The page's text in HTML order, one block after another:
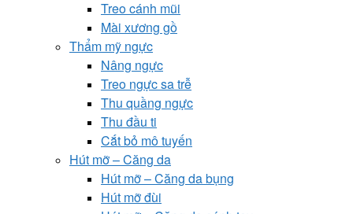
Treo cánh mũi
Mài xương gồ
Thẩm mỹ ngực
Nâng ngực
Treo ngực sa trễ
Thu quầng ngực
Thu đầu ti
Cắt bỏ mô tuyến
Hút mỡ – Căng da
Hút mỡ – Căng da bụng
Hút mỡ đùi